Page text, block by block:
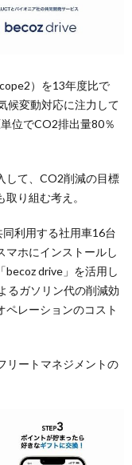
）を13年度比で
候変動対応に注力して
位でCO2排出量80％
して、CO2削減の目標
り組む考え。
利用する社用車16台
マホにインストールし
becoz drive」を活用し
るガソリン代の削減効
ペレーションのコスト
リートマネジメントの